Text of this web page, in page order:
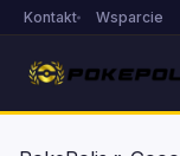
Kontakt Wsparcie